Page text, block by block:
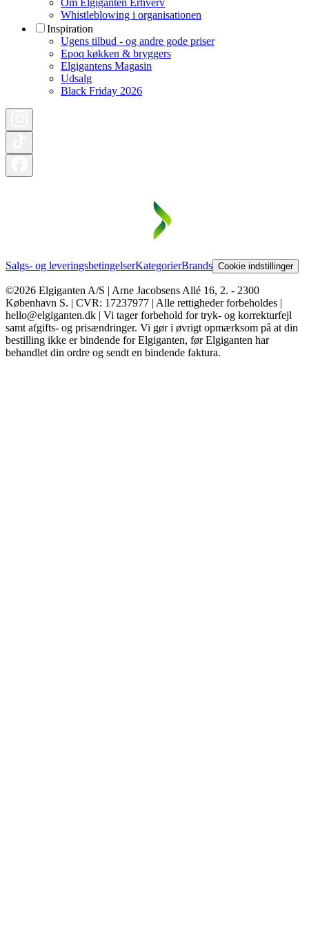
Om Elgiganten Erhverv
Whistleblowing i organisationen
Inspiration
Ugens tilbud - og andre gode priser
Epoq køkken & bryggers
Elgigantens Magasin
Udsalg
Black Friday 2026
Salgs- og leveringsbetingelserKategorierBrands Cookie indstillinger
©2026 Elgiganten A/S | Arne Jacobsens Allé 16, 2. - 2300
København S. | CVR: 17237977 | Alle rettigheder forbeholdes |
hello@elgiganten.dk | Vi tager forbehold for tryk- og korrekturfejl
samt afgifts- og prisændringer. Vi gør i øvrigt opmærksom på at din
bestilling ikke er bindende for Elgiganten, før Elgiganten har
behandlet din ordre og sendt en bindende faktura.